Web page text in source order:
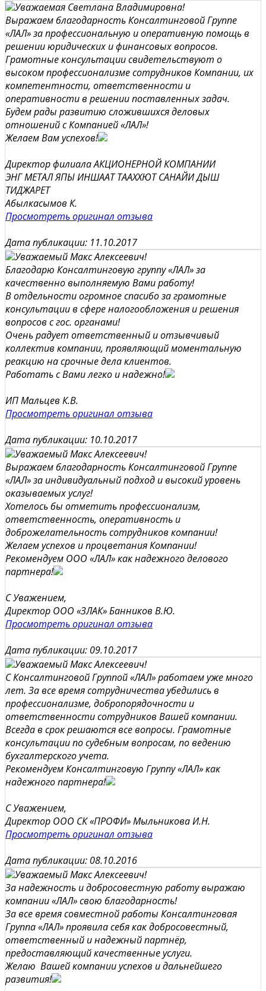
Уважаемая Светлана Владимировна!
Выражаем благодарность Консалтинговой Группе
«ЛАЛ» за профессиональную и оперативную помощь в
решении юридических и финансовых вопросов.
Грамотные консультации свидетельствуют о
высоком профессионализме сотрудников Компании, их
компетентности, ответственности и
оперативности в решении поставленных задач.
Будем рады развитию сложившихся деловых
отношений с Компанией «ЛАЛ»!
Желаем Вам успехов!
Директор филиала АКЦИОНЕРНОЙ КОМПАНИИ
ЭНГ МЕТАЛ ЯПЫ ИНШААТ ТААХХЮТ САНАЙИ ДЫШ
ТИДЖАРЕТ
Абылкасымов К.
Просмотреть оригинал отзыва
Дата публикации: 11.10.2017
Уважаемый Макс Алексеевич!
Благодарю Консалтинговую группу «ЛАЛ» за
качественно выполняемую Вами работу!
В отдельности огромное спасибо за грамотные
консультации в сфере налогообложения и решения
вопросов с гос. органами!
Очень радует ответственный и отзывчивый
коллектив компании, проявляющий моментальную
реакцию на срочные дела клиентов.
Работать с Вами легко и надежно!
ИП Мальцев К.В.
Просмотреть оригинал отзыва
Дата публикации: 10.10.2017
Уважаемый Макс Алексеевич!
Выражаем благодарность Консалтинговой Группе
«ЛАЛ» за индивидуальный подход и высокий уровень
оказываемых услуг!
Хотелось бы отметить профессионализм,
ответственность, оперативность и
доброжелательность сотрудников компании!
Желаем успехов и процветания Компании!
Рекомендуем ООО «ЛАЛ» как надежного делового
партнера!
С Уважением,
Директор ООО «ЗЛАК» Банников В.Ю.
Просмотреть оригинал отзыва
Дата публикации: 09.10.2017
Уважаемый Макс Алексеевич!
С Консалтинговой Группой «ЛАЛ» работаем уже много
лет. За все время сотрудничества убедились в
профессионализме, добропорядочности и
ответственности сотрудников Вашей компании.
Всегда в срок решаются все вопросы. Грамотные
консультации по судебным вопросам, по ведению
бухгалтерского учета.
Рекомендуем Консалтинговую Группу «ЛАЛ» как
надежного партнера!
С Уважением,
Директор ООО СК «ПРОФИ» Мыльникова И.Н.
Просмотреть оригинал отзыва
Дата публикации: 08.10.2016
Уважаемый Макс Алексеевич!
За надежность и добросовестную работу выражаю
компании «ЛАЛ» свою благодарность!
За все время совместной работы Консалтинговая
Группа «ЛАЛ» проявила себя как добросовестный,
ответственный и надежный партнёр,
предоставляющий качественные услуги.
Желаю Вашей компании успехов и дальнейшего
развития!